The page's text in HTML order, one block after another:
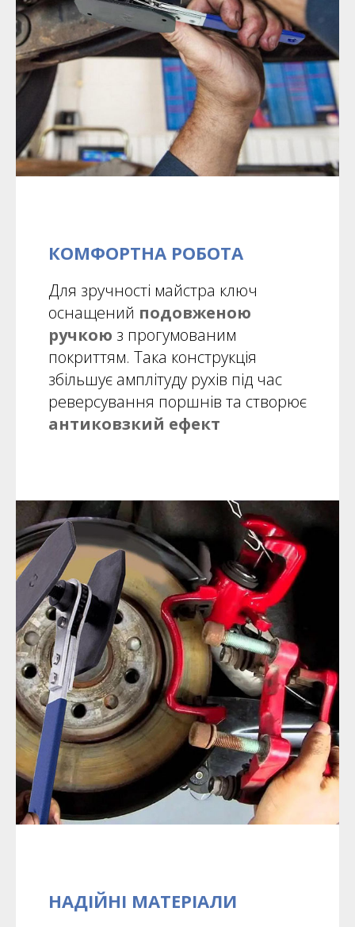
КОМФОРТНА РОБОТА
Для зручності майстра ключ
оснащений подовженою
ручкою з прогумованим
покриттям. Така конструкція
збільшує амплітуду рухів під час
реверсування поршнів та створює
антиковзкий ефект
НАДІЙНІ МАТЕРІАЛИ